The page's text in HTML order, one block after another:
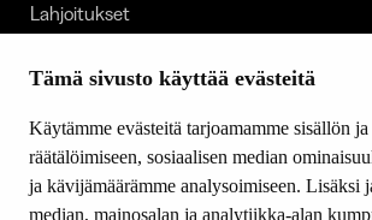
Tämä sivusto käyttää evästeitä
Käytämme evästeitä tarjoamamme sisällön ja
räätälöimiseen, sosiaalisen median
ja kävijämäärämme analysoimiseen. Lisäksi
median, mainosalan ja analytiikka-alan
Lahjoitukset
Ajankohtaista
Yhteystiedot